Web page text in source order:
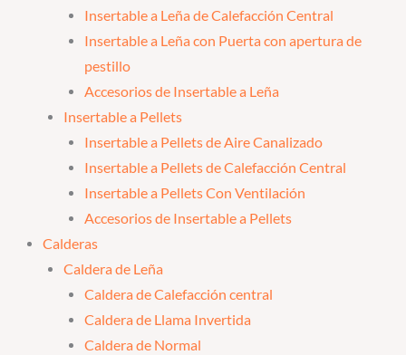
Insertable a Leña de Calefacción Central
Insertable a Leña con Puerta con apertura de
pestillo
Accesorios de Insertable a Leña
Insertable a Pellets
Insertable a Pellets de Aire Canalizado
Insertable a Pellets de Calefacción Central
Insertable a Pellets Con Ventilación
Accesorios de Insertable a Pellets
Calderas
Caldera de Leña
Caldera de Calefacción central
Caldera de Llama Invertida
Caldera de Normal